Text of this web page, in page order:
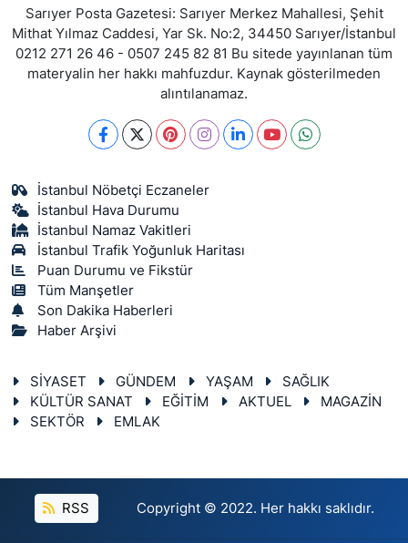
Sarıyer Posta Gazetesi: Sarıyer Merkez Mahallesi, Şehit
Mithat Yılmaz Caddesi, Yar Sk. No:2, 34450 Sarıyer/İstanbul
0212 271 26 46 - 0507 245 82 81 Bu sitede yayınlanan tüm
materyalin her hakkı mahfuzdur. Kaynak gösterilmeden
alıntılanamaz.
İstanbul Nöbetçi Eczaneler
İstanbul Hava Durumu
İstanbul Namaz Vakitleri
İstanbul Trafik Yoğunluk Haritası
Puan Durumu ve Fikstür
Tüm Manşetler
Son Dakika Haberleri
Haber Arşivi
SİYASET GÜNDEM YAŞAM
SAĞLIK
KÜLTÜR SANAT
EĞİTİM AKTUEL
MAGAZİN
SEKTÖR
EMLAK
RSS Copyright © 2022. Her hakkı saklıdır.